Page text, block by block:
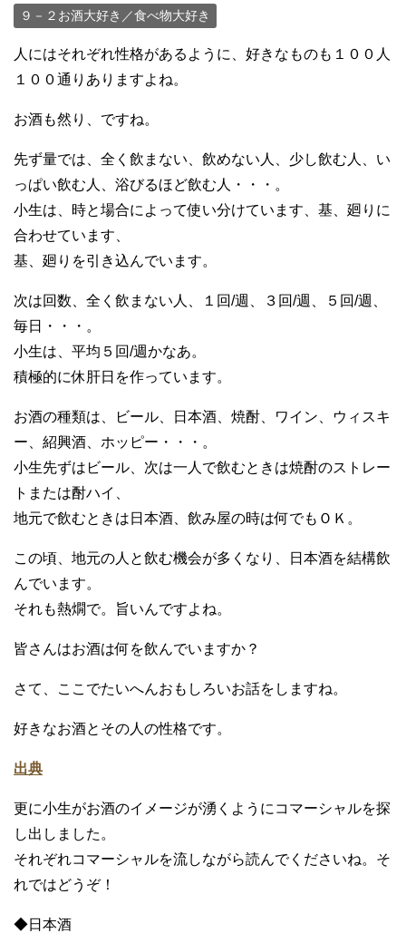
９－２お酒大好き／食べ物大好き
人にはそれぞれ性格があるように、好きなものも１００人
１００通りありますよね。
お酒も然り、ですね。
先ず量では、全く飲まない、飲めない人、少し飲む人、い
っぱい飲む人、浴びるほど飲む人・・・。
小生は、時と場合によって使い分けています、基、廻りに
合わせています、
基、廻りを引き込んでいます。
次は回数、全く飲まない人、１回/週、３回/週、５回/週、
毎日・・・。
小生は、平均５回/週かなあ。
積極的に休肝日を作っています。
お酒の種類は、ビール、日本酒、焼酎、ワイン、ウィスキ
ー、紹興酒、ホッピー・・・。
小生先ずはビール、次は一人で飲むときは焼酎のストレー
トまたは酎ハイ、
地元で飲むときは日本酒、飲み屋の時は何でもＯＫ。
この頃、地元の人と飲む機会が多くなり、日本酒を結構飲
んでいます。
それも熱燗で。旨いんですよね。
皆さんはお酒は何を飲んでいますか？
さて、ここでたいへんおもしろいお話をしますね。
好きなお酒とその人の性格です。
出典
更に小生がお酒のイメージが湧くようにコマーシャルを探
し出しました。
それぞれコマーシャルを流しながら読んでくださいね。そ
れではどうぞ！
◆日本酒